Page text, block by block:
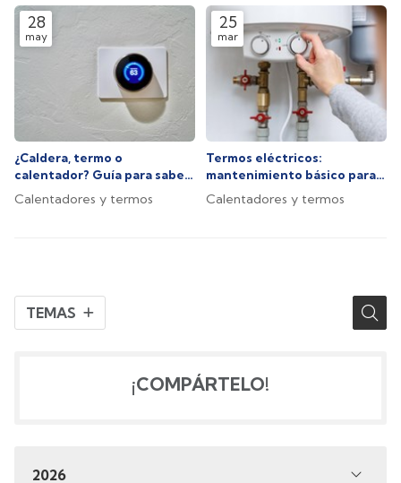
TEMAS
28
may
¿Caldera, termo o
calentador? Guía para saber
cuál es la opción que
Calentadores y termos
25
mar
Termos eléctricos:
mantenimiento básico para
un rendimiento óptimo
Calentadores y termos
¡COMPÁRTELO!
2026